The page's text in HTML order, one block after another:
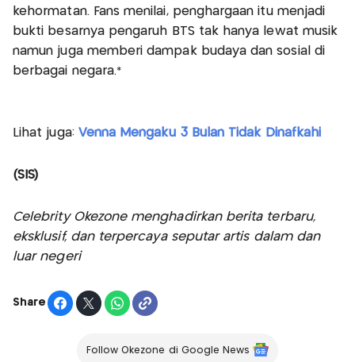
kehormatan. Fans menilai, penghargaan itu menjadi
bukti besarnya pengaruh BTS tak hanya lewat musik
namun juga memberi dampak budaya dan sosial di
berbagai negara.*
Lihat juga: Venna Mengaku 3 Bulan Tidak Dinafkahi
(SIS)
Celebrity Okezone menghadirkan berita terbaru,
eksklusif, dan terpercaya seputar artis dalam dan
luar negeri
Share
Follow Okezone di Google News